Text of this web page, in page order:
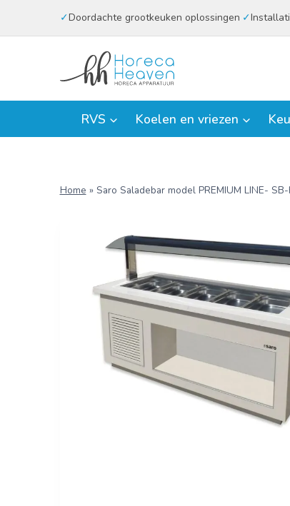
Doordachte grootkeuken oplossingen
RVS Koelen en vriezen
Home » Saro Saladebar model PREMIUM LINE-